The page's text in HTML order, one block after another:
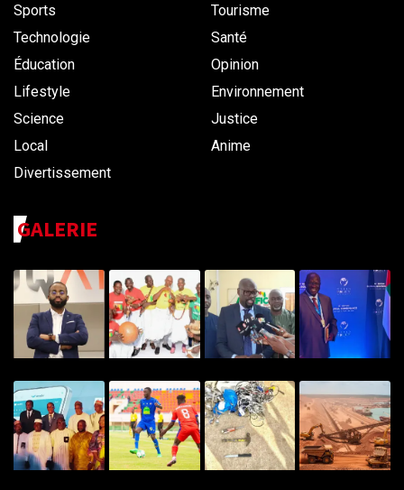
Sports
Tourisme
Technologie
Santé
Éducation
Opinion
Lifestyle
Environnement
Science
Justice
Local
Anime
Divertissement
GALERIE